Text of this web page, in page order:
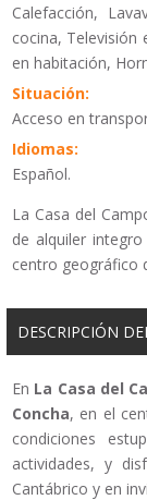
Calefacción,
cocina, Televisión
en habitación,
Situación:
Acceso en
Idiomas:
Español.
La Casa del
de alquiler
centro geográfico
DESCRIPCIÓN
En La Casa del
Concha, en el
condiciones
actividades, y
Cantábrico y en